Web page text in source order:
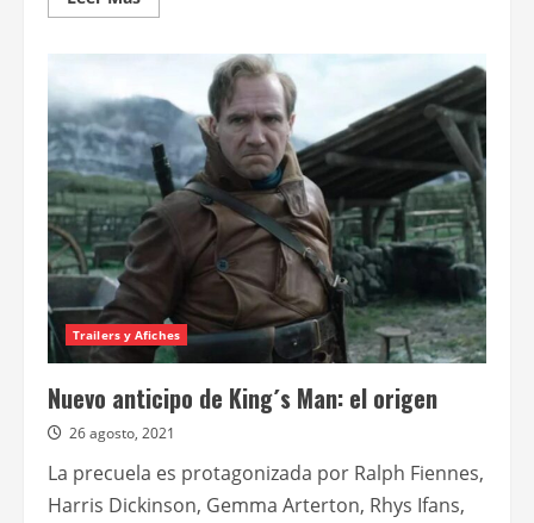
más
Man:
el
origen
Trailers y Afiches
Nuevo anticipo de King´s Man: el origen
26 agosto, 2021
La precuela es protagonizada por Ralph Fiennes,
Harris Dickinson, Gemma Arterton, Rhys Ifans,